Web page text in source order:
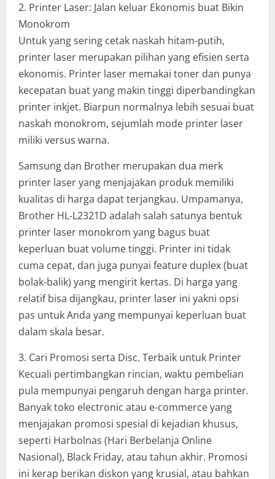
2. Printer Laser: Jalan keluar Ekonomis buat Bikin
Monokrom
Untuk yang sering cetak naskah hitam-putih,
printer laser merupakan pilihan yang efisien serta
ekonomis. Printer laser memakai toner dan punya
kecepatan buat yang makin tinggi diperbandingkan
printer inkjet. Biarpun normalnya lebih sesuai buat
naskah monokrom, sejumlah mode printer laser
miliki versus warna.
Samsung dan Brother merupakan dua merk
printer laser yang menjajakan produk memiliki
kualitas di harga dapat terjangkau. Umpamanya,
Brother HL-L2321D adalah salah satunya bentuk
printer laser monokrom yang bagus buat
keperluan buat volume tinggi. Printer ini tidak
cuma cepat, dan juga punyai feature duplex (buat
bolak-balik) yang mengirit kertas. Di harga yang
relatif bisa dijangkau, printer laser ini yakni opsi
pas untuk Anda yang mempunyai keperluan buat
dalam skala besar.
3. Cari Promosi serta Disc. Terbaik untuk Printer
Kecuali pertimbangkan rincian, waktu pembelian
pula mempunyai pengaruh dengan harga printer.
Banyak toko electronic atau e-commerce yang
menjajakan promosi spesial di kejadian khusus,
seperti Harbolnas (Hari Berbelanja Online
Nasional), Black Friday, atau tahun akhir. Promosi
ini kerap berikan diskon yang krusial, atau bahkan